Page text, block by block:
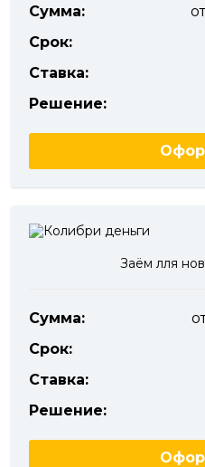
Сумма:
Срок:
Ставка:
Решение:
Заём лля
Сумма:
Срок:
Ставка:
Решение: